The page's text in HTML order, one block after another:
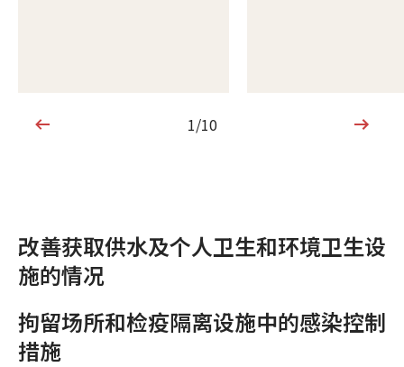
1/10
1/10
改善获取供水及个人卫生和环境卫生设
施的情况
拘留场所和检疫隔离设施中的感染控制
措施